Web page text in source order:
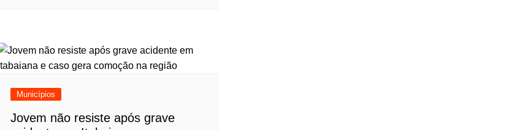
Municípios
Jovem não resiste após grave